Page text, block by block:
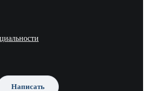
Написать